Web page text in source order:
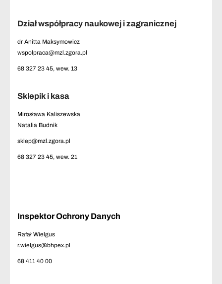
Dział współpracy naukowej i zagranicznej
dr Anitta Maksymowicz
wspolpraca@mzl.zgora.pl
68 327 23 45, wew. 13
Sklepik i kasa
Mirosława Kaliszewska
Natalia Budnik
sklep@mzl.zgora.pl
68 327 23 45, wew. 21
Inspektor Ochrony Danych
Rafał Wielgus
r.wielgus@bhpex.pl
68 411 40 00